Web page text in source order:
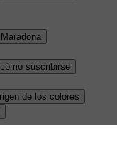
suscribirse
de los colores